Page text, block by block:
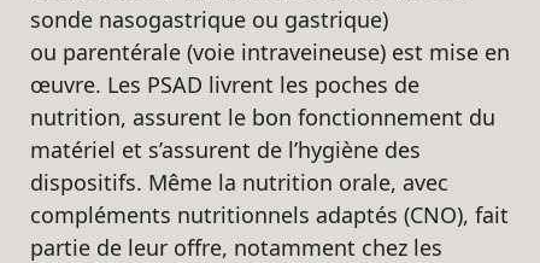
sonde nasogastrique ou gastrique)
ou parentérale (voie intraveineuse) est mise en
œuvre. Les PSAD livrent les poches de
nutrition, assurent le bon fonctionnement du
matériel et s’assurent de l’hygiène des
dispositifs. Même la nutrition orale, avec
compléments nutritionnels adaptés (CNO), fait
partie de leur offre, notamment chez les